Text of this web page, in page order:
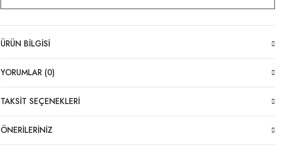
ÜRÜN BILGISI
YORUMLAR (0)
TAKSIT SEÇENEKLERI
ÖNERILERINIZ